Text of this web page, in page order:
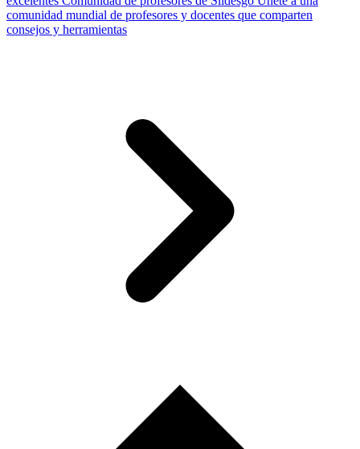
comunidad mundial de profesores y docentes que comparten
consejos y herramientas